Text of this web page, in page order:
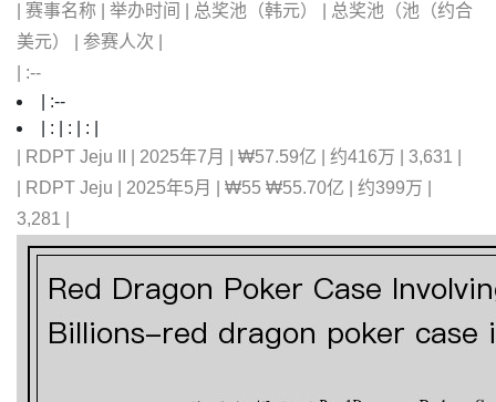
| 赛事名称 | 举办时间 | 总奖池（韩元） | 总奖池（池（约合
美元） | 参赛人次 |
| :--
| :--
| : | : | : |
| RDPT Jeju II | 2025年7月 | ₩57.59亿 | 约416万 | 3,631 |
| RDPT Jeju | 2025年5月 | ₩55 ₩55.70亿 | 约399万 |
3,281 |